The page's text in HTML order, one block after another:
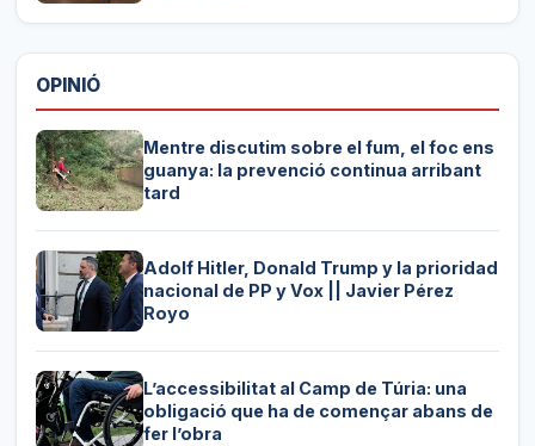
OPINIÓ
Mentre discutim sobre el fum, el foc ens
guanya: la prevenció continua arribant
tard
Adolf Hitler, Donald Trump y la prioridad
nacional de PP y Vox || Javier Pérez
Royo
L’accessibilitat al Camp de Túria: una
obligació que ha de començar abans de
fer l’obra